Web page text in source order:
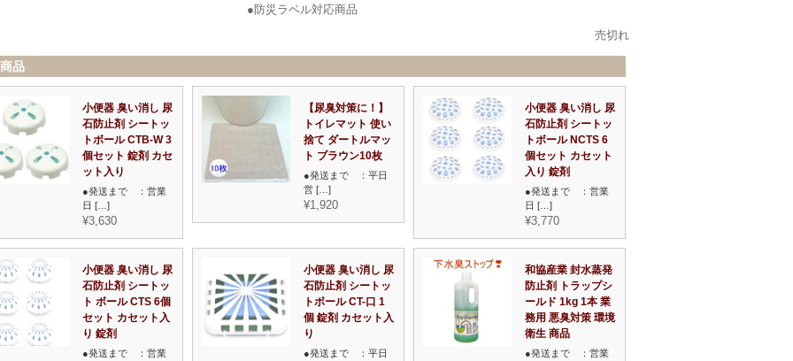
●防災ラベル対応商品
売切れ
品
小便器 臭い消し 尿
石防止剤 シートッ
トボール CTB-W 3
個セット 錠剤 カセ
ット入り
●発送まで ：営業
日 […]
¥3,630
【尿臭対策に！】
トイレマット 使い
捨て ダートルマッ
ト ブラウン10枚
●発送まで ：平日
営 […]
¥1,920
小便器 臭い消し 尿
石防止剤 シートッ
トボール NCTS 6
個セット カセット
入り 錠剤
●発送まで ：営業
日 […]
¥3,770
小便器 臭い消し 尿
石防止剤 シートッ
ト ボール CTS 6個
セット カセット入
り 錠剤
●発送まで ：営業
小便器 臭い消し 尿
石防止剤 シートッ
トボール CT-口 1
個 錠剤 カセット入
り
●発送まで ：平日
和協産業 封水蒸発
防止剤 トラップシ
ールド 1kg 1本 業
務用 悪臭対策 環境
衛生 商品
●発送まで ：営業